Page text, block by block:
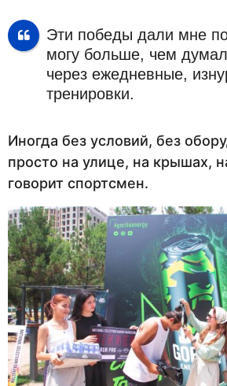
Эти победы дали мне
могу больше, чем
через ежедневные,
тренировки.
Иногда без условий, без
просто на улице, на крышах,
говорит спортсмен.